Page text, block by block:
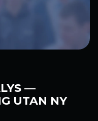
—
UTAN NY